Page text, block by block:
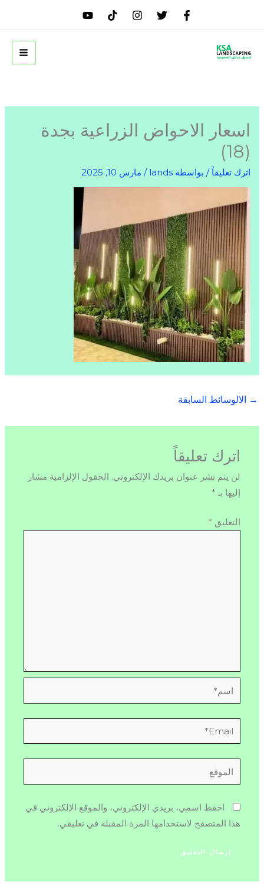
اسعار الاحواض الزراعية بجدة
(18)
اترك تعليقاً / بواسطة lands
/ مارس 10, 2025
→ الالوسائط السابقة
اترك تعليقاً
لن يتم نشر عنوان بريدك الإلكتروني. الحقول الإلزامية مشار
إليها بـ *
التعليق *
اسم*
Email*
الموقع
احفظ اسمي، بريدي الإلكتروني، والموقع الإلكتروني في
هذا المتصفح لاستخدامها المرة المقبلة في تعليقي.